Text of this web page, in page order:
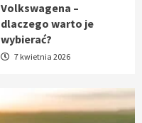
Volkswagena –
dlaczego warto je
wybierać?
7 kwietnia 2026